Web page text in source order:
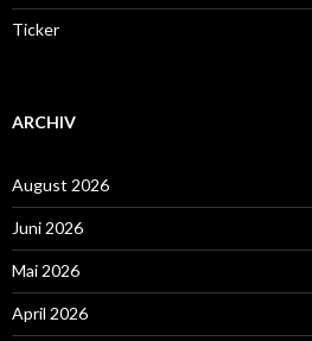
Ticker
ARCHIV
August 2026
Juni 2026
Mai 2026
April 2026